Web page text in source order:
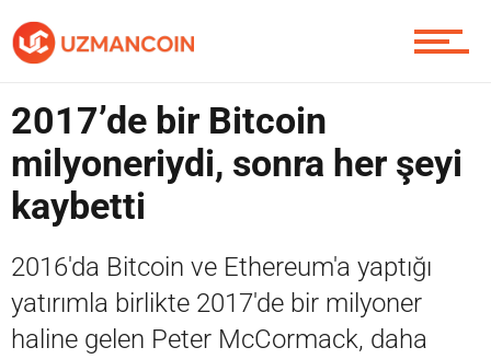
Piyasa
Soru Sor
Contact / İletişim
2017’de bir Bitcoin
milyoneriydi, sonra her şeyi
kaybetti
2016'da Bitcoin ve Ethereum'a yaptığı
yatırımla birlikte 2017'de bir milyoner
haline gelen Peter McCormack, daha